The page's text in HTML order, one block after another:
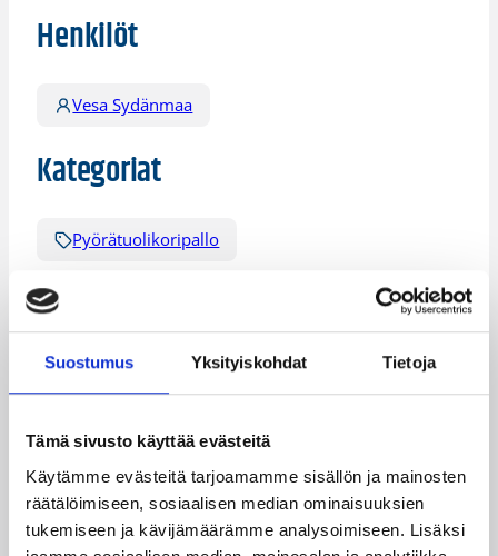
Suostumus Yksityiskohdat Tietoja
Tämä sivusto käyttää evästeitä
Käytämme evästeitä tarjoamamme sisällön ja mainosten
räätälöimiseen, sosiaalisen median ominaisuuksien
tukemiseen ja kävijämäärämme analysoimiseen. Lisäksi
Henkilöt
Vesa Sydänmaa
Kategoriat
Pyörätuolikoripallo
Katso myös